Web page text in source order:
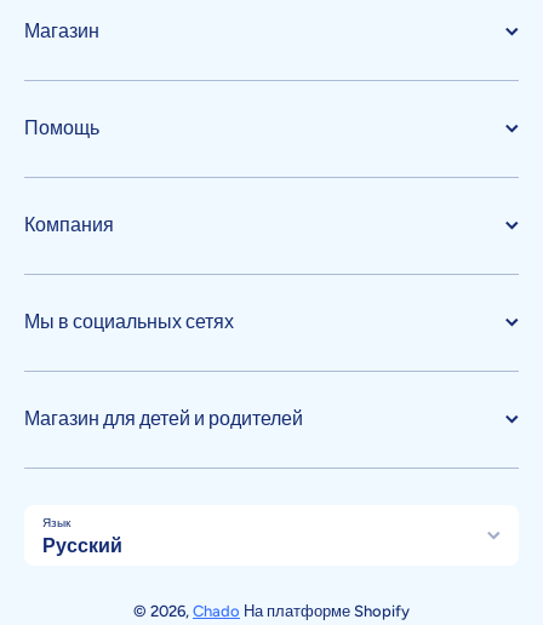
Магазин
Помощь
Компания
Мы в социальных сетях
Магазин для детей и родителей
Язык
Русский
© 2026, Chado На платформе Shopify